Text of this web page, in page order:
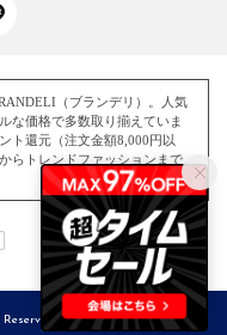
（ブランデリ）。人気
な価格で多数取り揃えていま
ト還元（注文金額8,000円以
らトレンドファッションまで、